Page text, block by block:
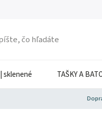
sklenené TAŠKY A